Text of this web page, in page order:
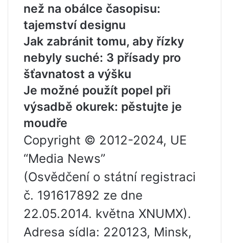
než na obálce časopisu:
tajemství designu
Jak zabránit tomu, aby řízky
nebyly suché: 3 přísady pro
šťavnatost a výšku
Je možné použít popel při
výsadbě okurek: pěstujte je
moudře
Copyright © 2012-2024, UE
“Media News”
(Osvědčení o státní registraci
č. 191617892 ze dne
22.05.2014. května XNUMX).
Adresa sídla: 220123, Minsk,